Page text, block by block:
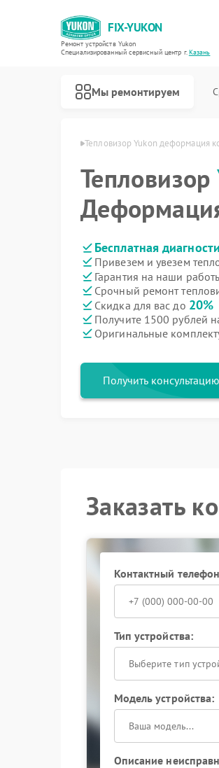
FIX-YUKON
Ремонт устройств Yukon
Специализированный cервисный центр г.Казань
Мы ремонтируем
Yukon в Казани Тепловизор Yukon деформация
Тепловизор
Бесплатная
Привезем и увезем
Гарантия на наши
Срочный ремонт
Скидка для вас до 20%
Получите 1500 рублей
Оригинальные
Получить консультацию
Заказать
Контактный
Тип устройства:
Выберите тип
Модель устройства:
Описание